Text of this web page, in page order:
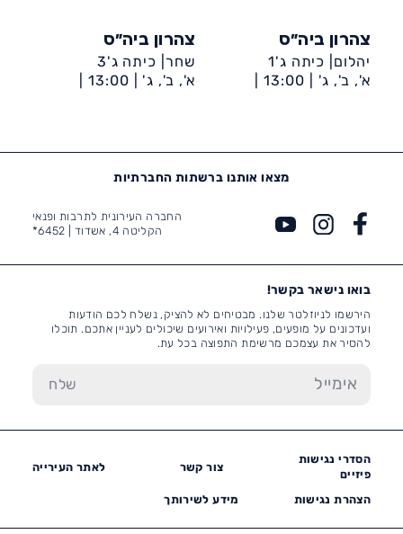
צהרון ביה״ס
יהלום| כיתה ג'1
א', ב', ג' | 13:00 |
צהרון ביה״ס
שחר| כיתה ג'3
א', ב', ג' | 13:00 |
מצאו אותנו ברשתות החברתיות
החברה העירונית לתרבות ופנאי
הקליטה 4, אשדוד |
6452*
בואו נישאר בקשר!
הירשמו לניוזלטר שלנו. מבטיחים לא להציק, נשלח לכם הודעות
ועדכונים על מופעים, פעילויות ואירועים שיכולים לעניין אתכם. תוכלו
להסיר את עצמכם מרשימת התפוצה בכל עת.
הסדרי נגישות
פיזיים
צור קשר לאתר העירייה
הצהרת נגישות מידע לשירותך